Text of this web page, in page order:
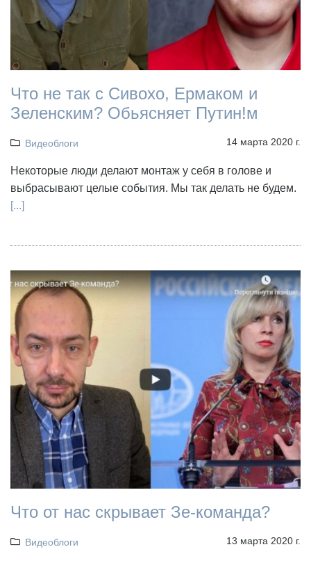
Что не так с Сивохо, Ермаком и
Зеленским? Обьясняет Путин!м
Видеоблоги 14 марта 2020 г.
Некоторые люди делают монтаж у себя в голове и
выбрасывают целые события. Мы так делать не будем.
[...]
Что от нас скрывает Зе-команда?
Видеоблоги 13 марта 2020 г.